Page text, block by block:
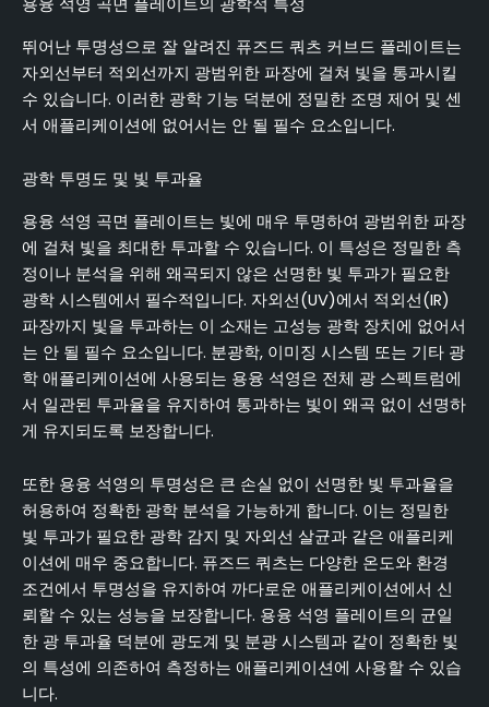
용융 석영 곡면 플레이트의 광학적 특성
뛰어난 투명성으로 잘 알려진 퓨즈드 쿼츠 커브드 플레이트는
자외선부터 적외선까지 광범위한 파장에 걸쳐 빛을 통과시킬
수 있습니다. 이러한 광학 기능 덕분에 정밀한 조명 제어 및 센
서 애플리케이션에 없어서는 안 될 필수 요소입니다.
광학 투명도 및 빛 투과율
용융 석영 곡면 플레이트는 빛에 매우 투명하여 광범위한 파장
에 걸쳐 빛을 최대한 투과할 수 있습니다. 이 특성은 정밀한 측
정이나 분석을 위해 왜곡되지 않은 선명한 빛 투과가 필요한
광학 시스템에서 필수적입니다. 자외선(UV)에서 적외선(IR)
파장까지 빛을 투과하는 이 소재는 고성능 광학 장치에 없어서
는 안 될 필수 요소입니다. 분광학, 이미징 시스템 또는 기타 광
학 애플리케이션에 사용되는 용융 석영은 전체 광 스펙트럼에
서 일관된 투과율을 유지하여 통과하는 빛이 왜곡 없이 선명하
게 유지되도록 보장합니다.
또한 용융 석영의 투명성은 큰 손실 없이 선명한 빛 투과율을
허용하여 정확한 광학 분석을 가능하게 합니다. 이는 정밀한
빛 투과가 필요한 광학 감지 및 자외선 살균과 같은 애플리케
이션에 매우 중요합니다. 퓨즈드 쿼츠는 다양한 온도와 환경
조건에서 투명성을 유지하여 까다로운 애플리케이션에서 신
뢰할 수 있는 성능을 보장합니다. 용융 석영 플레이트의 균일
한 광 투과율 덕분에 광도계 및 분광 시스템과 같이 정확한 빛
의 특성에 의존하여 측정하는 애플리케이션에 사용할 수 있습
니다.